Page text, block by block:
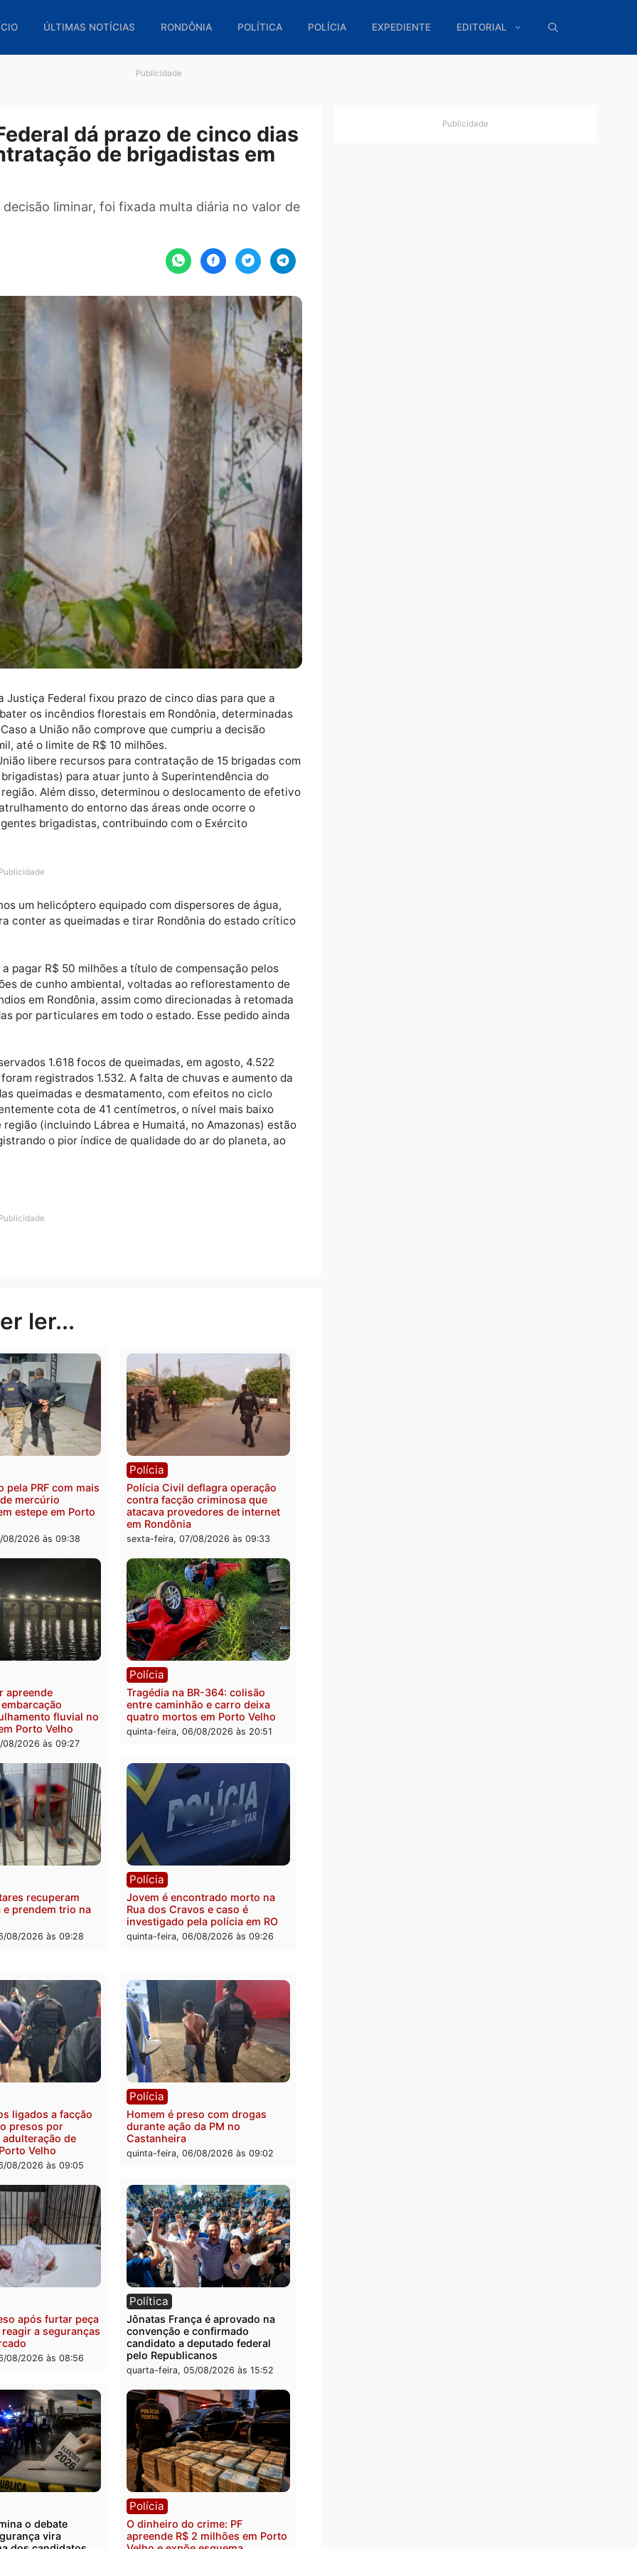
🏠 INÍCIO ÚLTIMAS NOTÍCIAS RONDÔNIA POLÍTICA POLÍCIA EXPEDIENTE EDITORIAL
Federal dá prazo de cinco dias
de brigadistas em
a decisão liminar, foi fixada multa diária no valor de
a Justiça Federal fixou prazo de cinco dias para que a
os incêndios florestais em Rondônia, determinadas
Caso a União não comprove que cumpriu a decisão
mil, até o limite de R$ 10 milhões.
da região. Além disso, determinou o deslocamento de efetivo
o patrulhamento do entorno das áreas onde ocorre o
agentes brigadistas, contribuindo com o Exército
Publicidade
menos um helicóptero equipado com dispersores de água,
para conter as queimadas e tirar Rondônia do estado crítico
a pagar R$ 50 milhões a título de compensação pelos
ações de cunho ambiental, voltadas ao reflorestamento de
em Rondônia, assim como direcionadas à retomada
por particulares em todo o estado. Esse pedido ainda
observados 1.618 focos de queimadas, em agosto, 4.522
foram registrados 1.532. A falta de chuvas e aumento da
das queimadas e desmatamento, com efeitos no ciclo
e região (incluindo Lábrea e Humaitá, no Amazonas) estão
Publicidade
ler...
preso pela PRF com mais
de mercúrio
em estepe em Porto
07/08/2026 às 09:38
Polícia
Polícia Civil deflagra operação
em Rondônia
sexta-feira, 07/08/2026 às 09:33
Militar apreende
e embarcação
patrulhamento fluvial no
em Porto Velho
07/08/2026 às 09:27
Polícia
entre caminhão e carro deixa
quatro mortos em Porto Velho
quinta-feira, 06/08/2026 às 20:51
militares recuperam
e prendem trio na
06/08/2026 às 09:28
Jovem é encontrado morto na
Rua dos Cravos e caso é
investigado pela polícia em RO
quinta-feira, 06/08/2026 às 09:26
ligados a facção
são presos por
em Porto Velho
06/08/2026 às 09:05
Polícia
Homem é preso com drogas
durante ação da PM no
Castanheira
quinta-feira, 06/08/2026 às 09:02